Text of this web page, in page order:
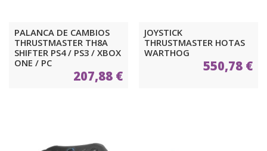
PALANCA DE CAMBIOS
THRUSTMASTER TH8A
SHIFTER PS4 / PS3 / XBOX
ONE / PC
207,88 €
JOYSTICK
THRUSTMASTER HOTAS
WARTHOG
550,78 €